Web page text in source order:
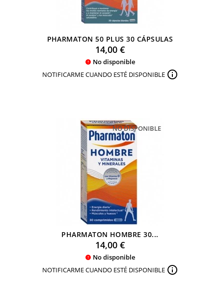
PHARMATON 50 PLUS 30 CÁPSULAS
Precio
14,00 €
 No disponible
NOTIFICARME CUANDO ESTÉ DISPONIBLE 
PHARMATON HOMBRE 30...
Precio
14,00 €
 No disponible
NOTIFICARME CUANDO ESTÉ DISPONIBLE 
NO DISPONIBLE